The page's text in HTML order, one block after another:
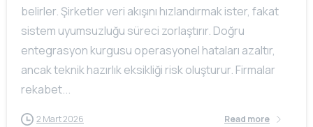
belirler. Şirketler veri akışını hızlandırmak ister, fakat
sistem uyumsuzluğu süreci zorlaştırır. Doğru
entegrasyon kurgusu operasyonel hataları azaltır,
ancak teknik hazırlık eksikliği risk oluşturur. Firmalar
rekabet...
2 Mart 2026 Read more